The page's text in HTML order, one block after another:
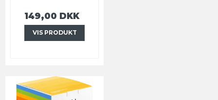
149,00 DKK
VIS PRODUKT